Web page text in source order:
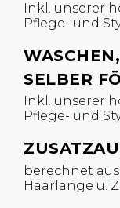
Inkl. unserer
Pflege- und
SELBER
Inkl. unserer
Pflege- und
berechnet
Haarlänge u.